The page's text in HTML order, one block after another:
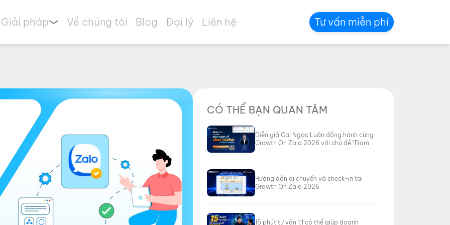
Giải pháp Về chúng tôi Blog Đại lý Liên hệ Tư vấn miễn phí
CÓ THỂ BẠN QUAN TÂM
Diễn giả Cai Ngọc Luân đồng hành cùng
Growth On Zalo 2026 với chủ đề “From
Hướng dẫn di chuyển và check-in tại
Growth On Zalo 2026
15 phút tư vấn 1:1 có thể giúp doanh